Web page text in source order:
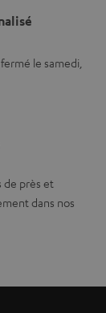
le samedi,
de près et
dans nos